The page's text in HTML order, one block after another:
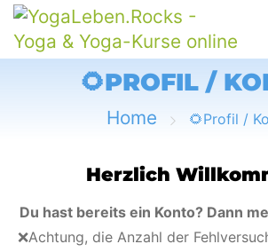
🌻PROFIL /
Home 🌻Profil /
Herzlich
Du hast bereits ein Konto? Dann
❌Achtung, die Anzahl der